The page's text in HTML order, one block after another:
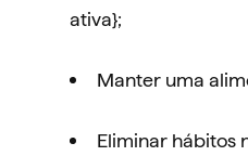
ativa};
Manter uma
Eliminar hábitos